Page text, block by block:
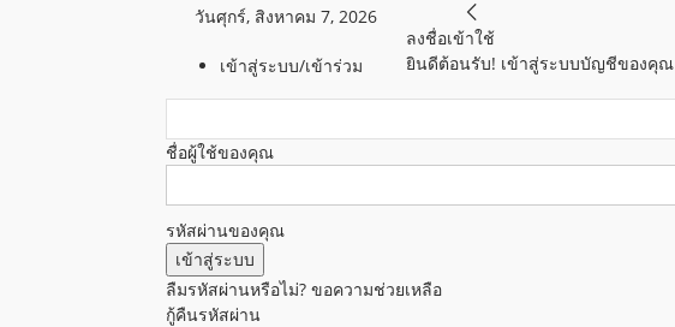
วันศุกร์, สิงหาคม 7, 2026
เข้าสู่ระบบ/เข้าร่วม
ลงชื่อเข้าใช้
ยินดีต้อนรับ! เข้าสู่ระบบบัญชีของคุณ
ชื่อผู้ใช้ของคุณ
รหัสผ่านของคุณ
ลืมรหัสผ่านหรือไม่? ขอความช่วยเหลือ
กู้คืนรหัสผ่าน